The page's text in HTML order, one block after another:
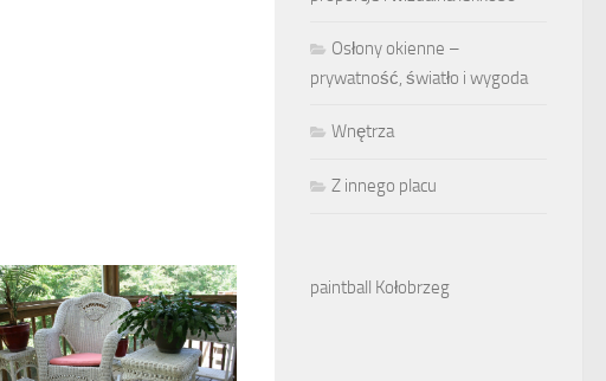
Osłony okienne –
prywatność, światło i wygoda
Wnętrza
Z innego placu
paintball Kołobrzeg